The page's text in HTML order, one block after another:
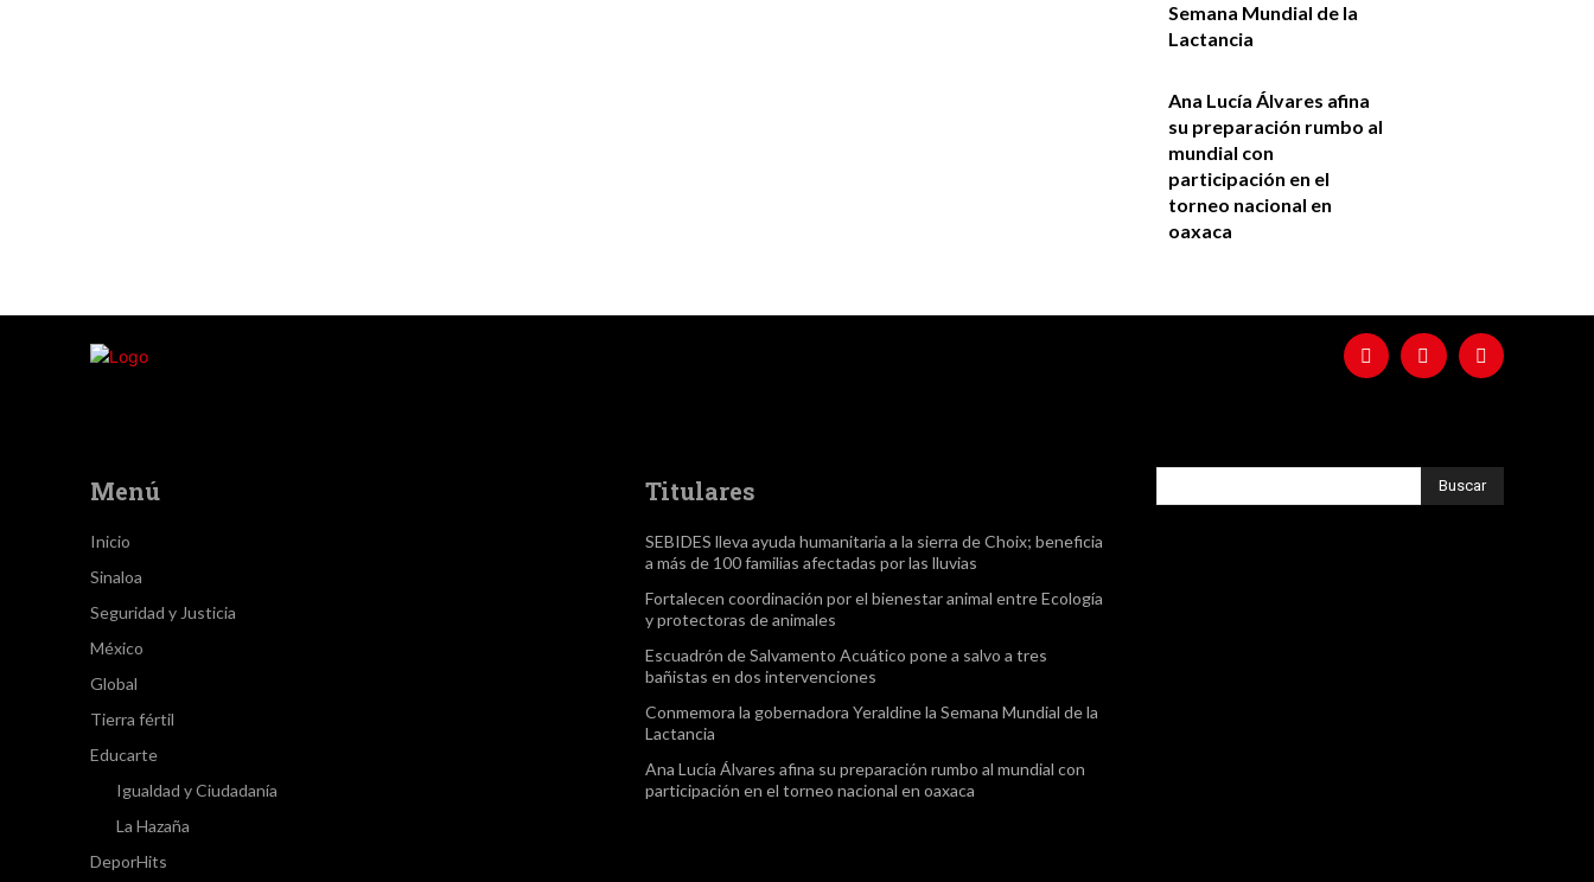
Semana Mundial de la
Lactancia
Ana Lucía Álvares afina
su preparación rumbo al
mundial con
participación en el
torneo nacional en
oaxaca
Menú
Inicio
Sinaloa
Seguridad y Justicia
México
Global
Tierra fértil
Educarte
Igualdad y Ciudadanía
La Hazaña
DeporHits
Titulares
SEBIDES lleva ayuda humanitaria a la sierra de Choix; beneficia
a más de 100 familias afectadas por las lluvias
Fortalecen coordinación por el bienestar animal entre Ecología
y protectoras de animales
Escuadrón de Salvamento Acuático pone a salvo a tres
bañistas en dos intervenciones
Conmemora la gobernadora Yeraldine la Semana Mundial de la
Lactancia
Ana Lucía Álvares afina su preparación rumbo al mundial con
participación en el torneo nacional en oaxaca
Buscar